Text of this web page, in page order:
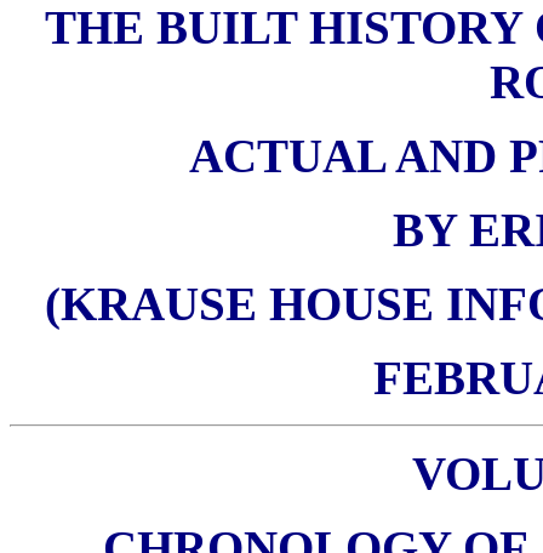
THE BUILT HISTORY
ACTUAL AND
BY
(KRAUSE HOUSE